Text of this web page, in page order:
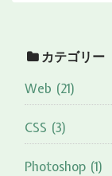
カテゴリー
Web (21)
CSS (3)
Photoshop (1)